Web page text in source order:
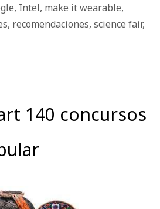
, Intel, make it wearable,
, recomendaciones, science fair,
140 concursos